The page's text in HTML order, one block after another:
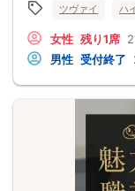
ツヴァイ ハ
女性 残り1席
男性 受付終了